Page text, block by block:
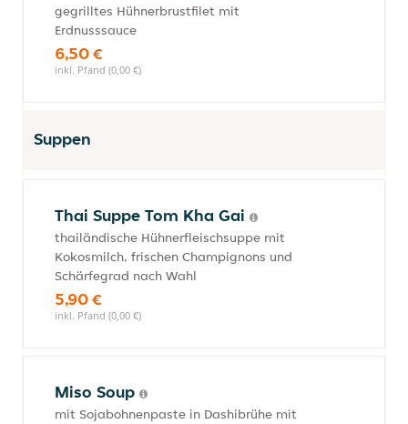
gegrilltes Hühnerbrustfilet mit
Erdnusssauce
6,50 €
inkl. Pfand (0,00 €)
Suppen
Thai Suppe Tom Kha Gai
thailändische Hühnerfleischsuppe mit
Kokosmilch, frischen Champignons und
Schärfegrad nach Wahl
5,90 €
inkl. Pfand (0,00 €)
Miso Soup
mit Sojabohnenpaste in Dashibrühe mit